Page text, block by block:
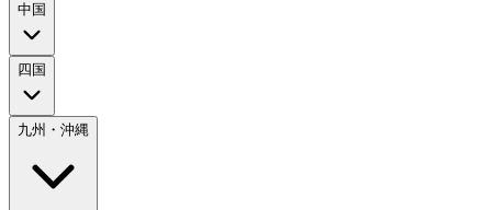
中国
四国
九州・沖縄